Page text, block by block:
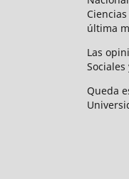
última
Las
Queda